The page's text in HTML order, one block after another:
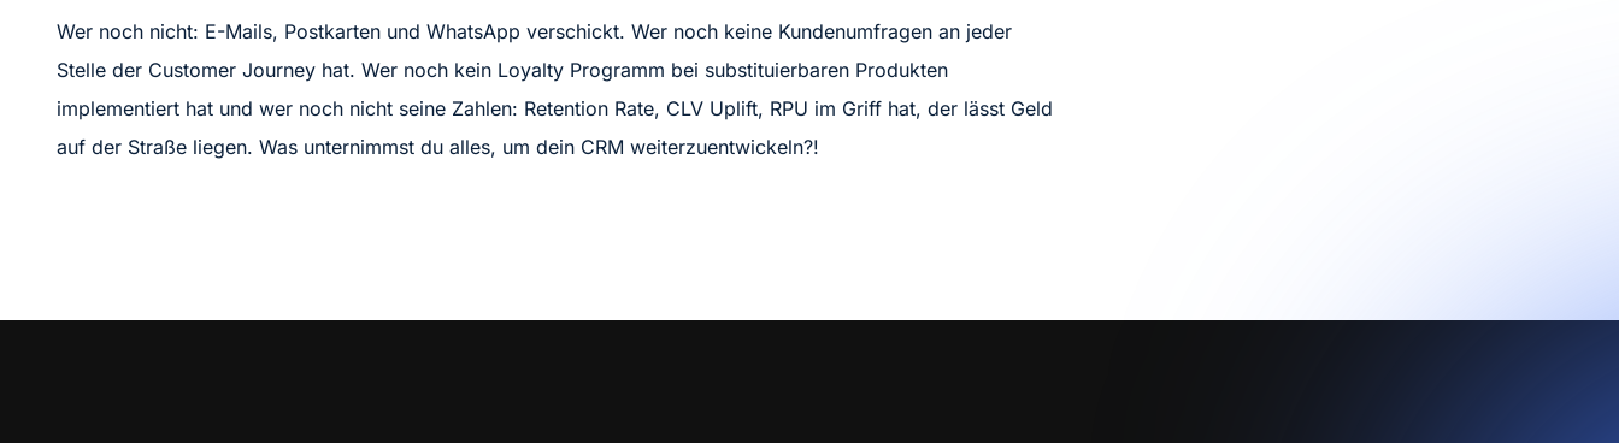
Wer noch nicht: E-Mails, Postkarten und WhatsApp verschickt. Wer noch keine Kundenumfragen an jeder
Stelle der Customer Journey hat. Wer noch kein Loyalty Programm bei substituierbaren Produkten
implementiert hat und wer noch nicht seine Zahlen: Retention Rate, CLV Uplift, RPU im Griff hat, der lässt Geld
auf der Straße liegen. Was unternimmst du alles, um dein CRM weiterzuentwickeln?!